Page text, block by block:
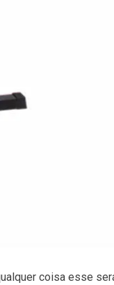
coisa esse